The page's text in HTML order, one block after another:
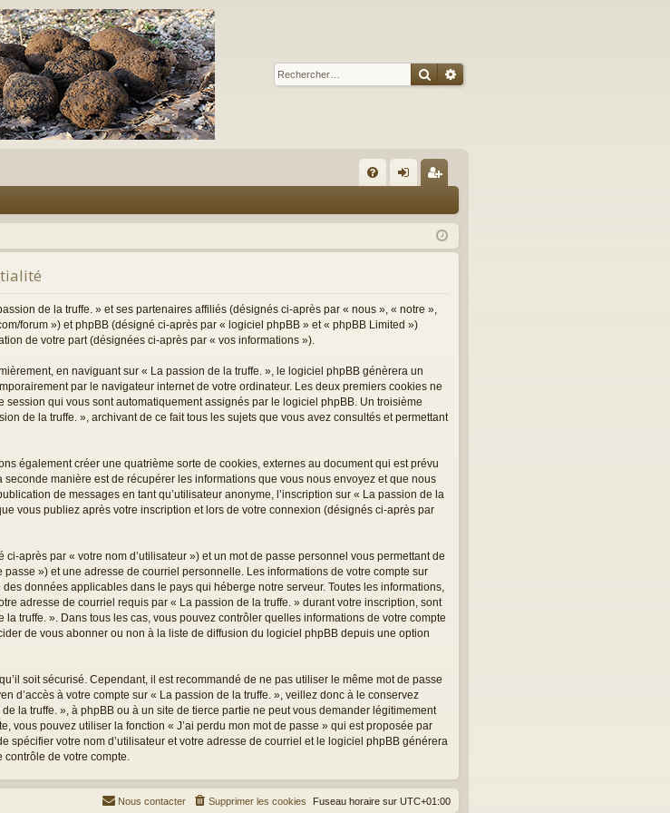
Rechercher
Recherche avancée
Q ne
xi
cri
pti
de la truffe. » et ses partenaires affiliés (désignés ci-après par « nous », « notre »,
forum ») et phpBB (désigné ci-après par « logiciel phpBB » et « phpBB Limited »)
de votre part (désignées ci-après par « vos informations »).
en naviguant sur « La passion de la truffe. », le logiciel phpBB génèrera un
par le navigateur internet de votre ordinateur. Les deux premiers cookies ne
qui vous sont automatiquement assignés par le logiciel phpBB. Un troisième
de la truffe. », archivant de ce fait tous les sujets que vous avez consultés et permettant
également créer une quatrième sorte de cookies, externes au document qui est prévu
manière est de récupérer les informations que vous nous envoyez et que nous
de messages en tant qu’utilisateur anonyme, l’inscription sur « La passion de la
vous publiez après votre inscription et lors de votre connexion (désignés ci-après par
après par « votre nom d’utilisateur ») et un mot de passe personnel vous permettant de
») et une adresse de courriel personnelle. Les informations de votre compte sur
données applicables dans le pays qui héberge notre serveur. Toutes les informations,
adresse de courriel requis par « La passion de la truffe. » durant votre inscription, sont
truffe. ». Dans tous les cas, vous pouvez contrôler quelles informations de votre compte
de vous abonner ou non à la liste de diffusion du logiciel phpBB depuis une option
soit sécurisé. Cependant, il est recommandé de ne pas utiliser le même mot de passe
d’accès à votre compte sur « La passion de la truffe. », veillez donc à le conservez
la truffe. », à phpBB ou à un site de tierce partie ne peut vous demander légitimement
vous pouvez utiliser la fonction « J’ai perdu mon mot de passe » qui est proposée par
votre nom d’utilisateur et votre adresse de courriel et le logiciel phpBB générera
de votre compte.
Fuseau horaire sur UTC+01:00
Supprimer les cookies
Nous contacter